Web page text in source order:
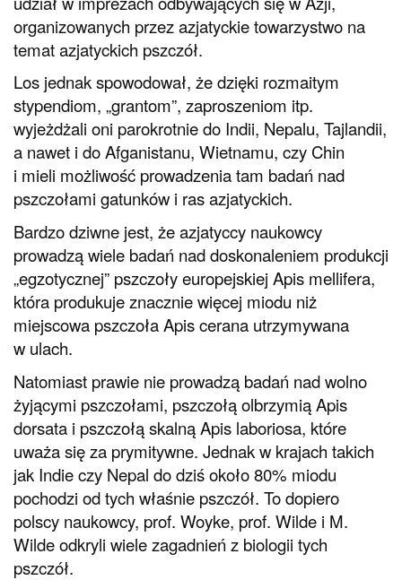
organizowanych przez azjatyckie towarzystwo na
temat azjatyckich pszczół.
Los jednak spowodował, że dzięki rozmaitym
stypendiom, „grantom”, zaproszeniom itp.
wyjeżdżali oni parokrotnie do Indii, Nepalu, Tajlandii,
a nawet i do Afganistanu, Wietnamu, czy Chin
i mieli możliwość prowadzenia tam badań nad
pszczołami gatunków i ras azjatyckich.
Bardzo dziwne jest, że azjatyccy naukowcy
prowadzą wiele badań nad doskonaleniem produkcji
„egzotycznej” pszczoły europejskiej Apis mellifera,
która produkuje znacznie więcej miodu niż
miejscowa pszczoła Apis cerana utrzymywana
w ulach.
Natomiast prawie nie prowadzą badań nad wolno
żyjącymi pszczołami, pszczołą olbrzymią Apis
dorsata i pszczołą skalną Apis laboriosa, które
uważa się za prymitywne. Jednak w krajach takich
jak Indie czy Nepal do dziś około 80% miodu
pochodzi od tych właśnie pszczół. To dopiero
polscy naukowcy, prof. Woyke, prof. Wilde i M.
Wilde odkryli wiele zagadnień z biologii tych
pszczół.